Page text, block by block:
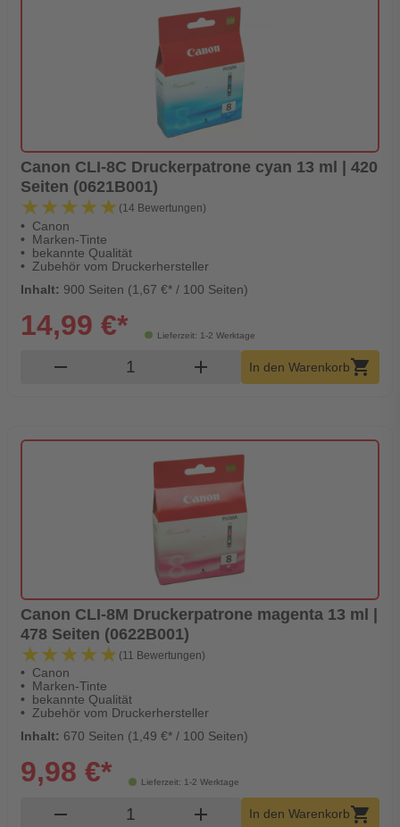
Canon CLI-8C Druckerpatrone cyan 13 ml | 420
Seiten (0621B001)
★★★★★
★★★★★ (14 Bewertungen)
Canon
Marken-Tinte
bekannte Qualität
Zubehör vom Druckerhersteller
Inhalt: 900 Seiten (1,67 €* / 100 Seiten)
Lieferzeit: 1-2 Werktage
14,99 €*
remove Produkt Warenkorb Menge
add In den Warenkorbshopping_cart
Canon CLI-8M Druckerpatrone magenta 13 ml |
478 Seiten (0622B001)
★★★★★
★★★★★ (11 Bewertungen)
Canon
Marken-Tinte
bekannte Qualität
Zubehör vom Druckerhersteller
Inhalt: 670 Seiten (1,49 €* / 100 Seiten)
Lieferzeit: 1-2 Werktage
9,98 €*
remove Produkt Warenkorb Menge
add In den Warenkorbshopping_cart